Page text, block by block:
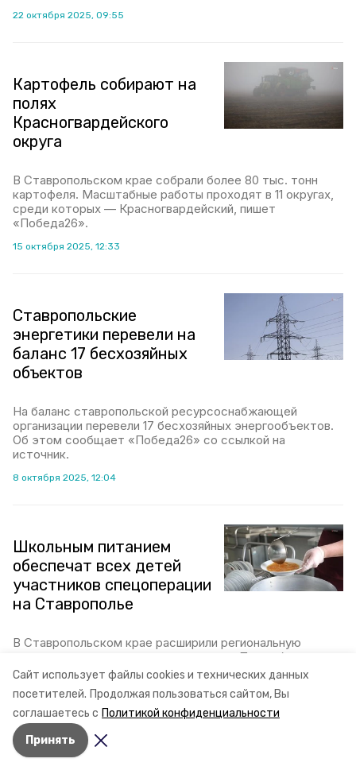
Сайт использует файлы cookies и технических данных
посетителей. Продолжая пользоваться сайтом, Вы
соглашаетесь с Политикой конфиденциальности
Принять
22 октября 2025, 09:55
Картофель собирают на
полях
Красногвардейского
округа
В Ставропольском крае собрали более 80 тыс. тонн
картофеля. Масштабные работы проходят в 11 округах,
среди которых — Красногвардейский, пишет
«Победа26».
15 октября 2025, 12:33
Ставропольские
энергетики перевели на
баланс 17 бесхозяйных
объектов
На баланс ставропольской ресурсоснабжающей
организации перевели 17 бесхозяйных энергообъектов.
Об этом сообщает «Победа26» со ссылкой на
источник.
8 октября 2025, 12:04
Школьным питанием
обеспечат всех детей
участников спецоперации
на Ставрополье
В Ставропольском крае расширили региональную
поддержку участников спецоперации. Подробнее
рассказал губернатор Владимир Владимиров.
1 октября 2025, 15:07
Проект «Дорога к